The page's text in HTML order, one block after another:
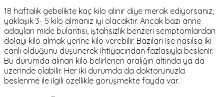
18 haftalık gebelikte kaç kilo alınır diye merak ediyorsanız;
yaklaşık 3- 5 kilo almanız iyi olacaktır. Ancak bazı anne
adayları mide bulantısı, iştahsızlık benzeri semptomlardan
dolayı kilo almak yerine kilo verebilir. Bazıları ise nasılsa iki
canlı olduğunu düşünerek ihtiyacından fazlasıyla beslenir.
Bu durumda alınan kilo belirlenen aralığın altında ya da
üzerinde olabilir. Her iki durumda da doktorunuzla
beslenme ile ilgili özellikle görüşmekte fayda var.